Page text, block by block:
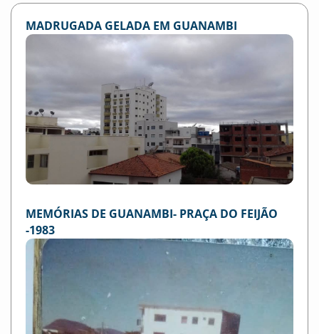
MADRUGADA GELADA EM GUANAMBI
MEMÓRIAS DE GUANAMBI- PRAÇA DO FEIJÃO
-1983